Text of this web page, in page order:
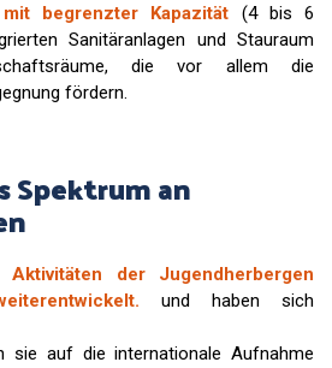
mit begrenzter Kapazität (4 bis 6
Sanitäranlagen und Stauraum
die vor allem die
fördern.
Spektrum an
Aktivitäten der Jugendherbergen
und haben sich
sie auf die internationale Aufnahme